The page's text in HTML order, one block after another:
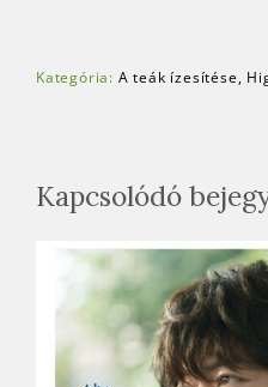
Kategória: A teák ízesítése
Kapcsolódó